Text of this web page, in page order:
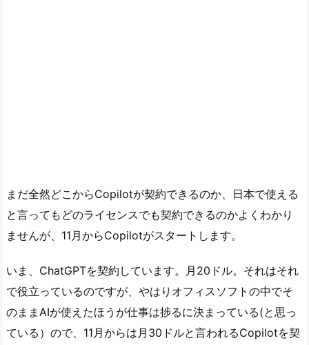
まだ全然どこからCopilotが契約できるのか、日本で使える
と言ってもどのライセンスでも契約できるのかよくわかり
ませんが、11月からCopilotがスタートします。
いま、ChatGPTを契約しています。月20ドル。それはそれ
で役立っているのですが、やはりオフィスソフトの中でそ
のままAIが使えたほうが仕事は捗るに決まっている(と思っ
ている）ので、11月からは月30ドルと言われるCopilotを契